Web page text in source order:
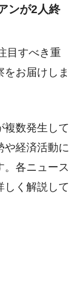
ンが2人終
目すべき重
お届けしま
複数発生して
や経済活動に
。各ニュース
しく解説して